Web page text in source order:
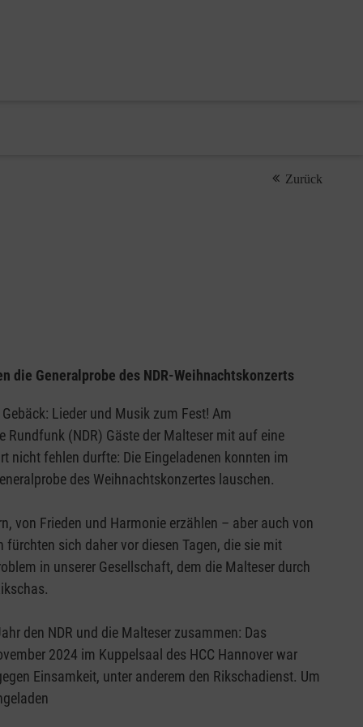
Zurück
die Generalprobe des NDR-Weihnachtskonzerts
Lieder und Musik zum Fest! Am
(NDR) Gäste der Malteser mit auf eine
nicht fehlen durfte: Die Eingeladenen konnten im
des Weihnachtskonzertes lauschen.
von Frieden und Harmonie erzählen – aber auch von
sich daher vor diesen Tagen, die sie mit
in unserer Gesellschaft, dem die Malteser durch
den NDR und die Malteser zusammen: Das
2024 im Kuppelsaal des HCC Hannover war
Einsamkeit, unter anderem den Rikschadienst. Um